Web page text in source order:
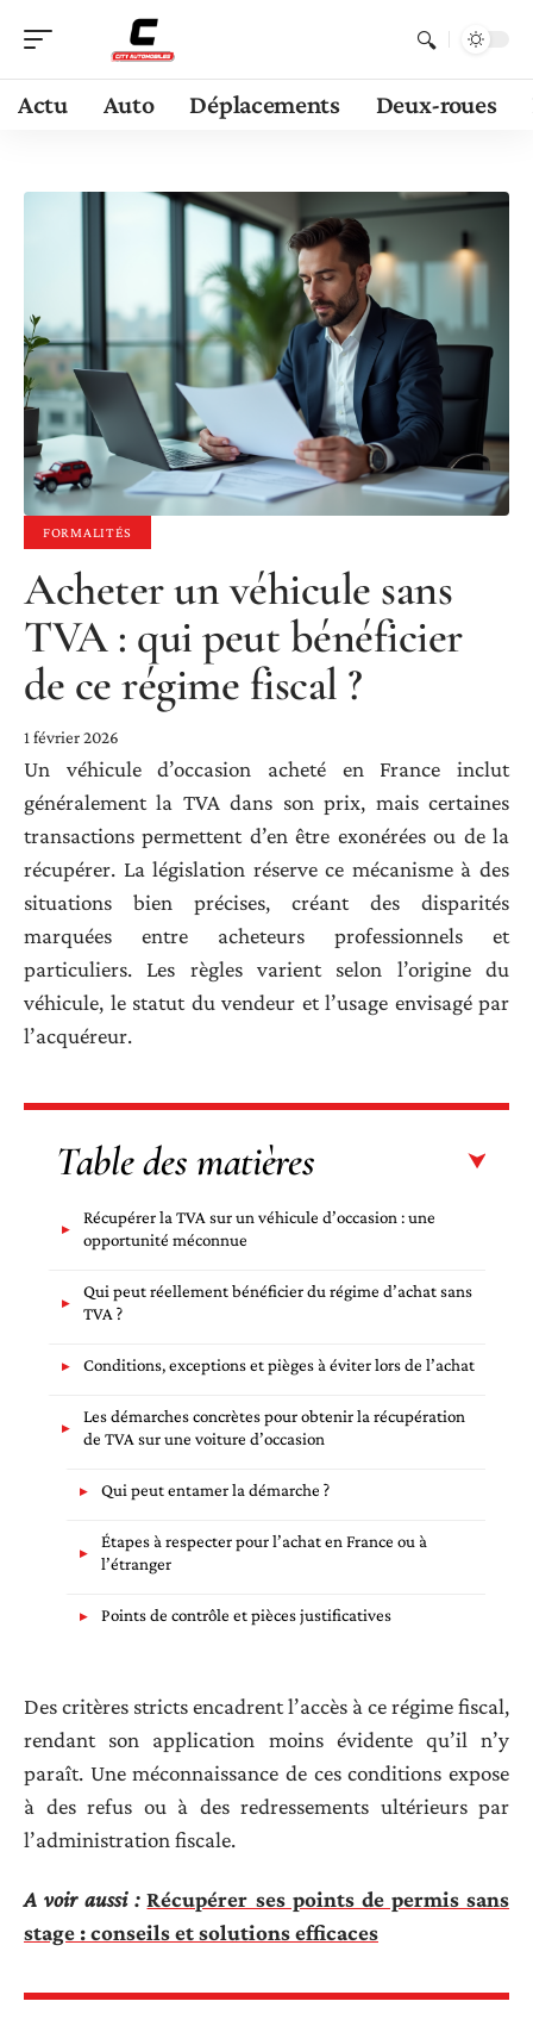
Actu Auto Déplacements Deux-roues
FORMALITÉS
Acheter un véhicule sans
TVA : qui peut bénéficier
de ce régime fiscal ?
1 février 2026
Un véhicule d’occasion acheté en France inclut
généralement la TVA dans son prix, mais certaines
transactions permettent d’en être exonérées ou de la
récupérer. La législation réserve ce mécanisme à des
situations bien précises, créant des disparités
marquées entre acheteurs professionnels et
particuliers. Les règles varient selon l’origine du
véhicule, le statut du vendeur et l’usage envisagé par
l’acquéreur.
Table des matières
Récupérer la TVA sur un véhicule d’occasion : une
opportunité méconnue
Qui peut réellement bénéficier du régime d’achat sans
TVA ?
Conditions, exceptions et pièges à éviter lors de l’achat
Les démarches concrètes pour obtenir la récupération
de TVA sur une voiture d’occasion
Qui peut entamer la démarche ?
Étapes à respecter pour l’achat en France ou à
l’étranger
Points de contrôle et pièces justificatives
Des critères stricts encadrent l’accès à ce régime fiscal,
rendant son application moins évidente qu’il n’y
paraît. Une méconnaissance de ces conditions expose
à des refus ou à des redressements ultérieurs par
l’administration fiscale.
A voir aussi : Récupérer ses points de permis sans
stage : conseils et solutions efficaces